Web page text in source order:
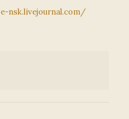
nsk.livejournal.com/